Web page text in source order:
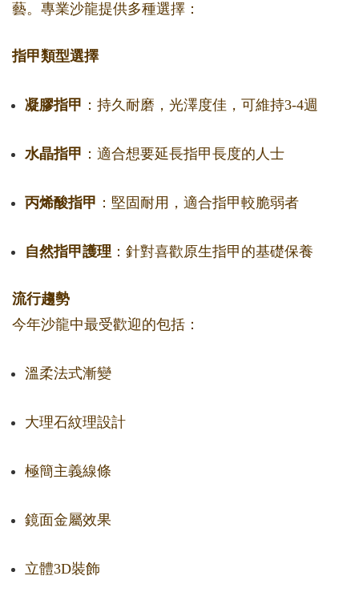
藝。專業沙龍提供多種選擇：
指甲類型選擇
凝膠指甲 ：持久耐磨，光澤度佳，可維持3-4週
水晶指甲 ：適合想要延長指甲長度的人士
丙烯酸指甲 ：堅固耐用，適合指甲較脆弱者
自然指甲護理 ：針對喜歡原生指甲的基礎保養
流行趨勢
今年沙龍中最受歡迎的包括：
溫柔法式漸變
大理石紋理設計
極簡主義線條
鏡面金屬效果
立體3D裝飾